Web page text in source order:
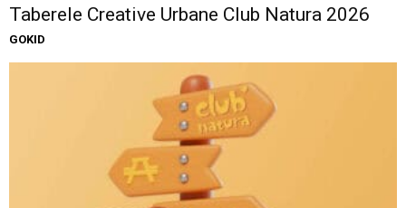
Taberele Creative Urbane Club Natura 2026
GOKID